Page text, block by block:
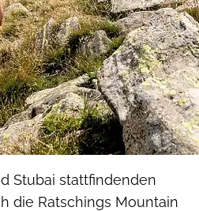
Stubai stattfindenden
die Ratschings Mountain